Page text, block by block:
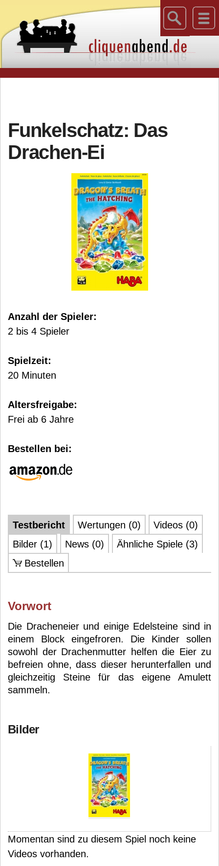
Funkelschatz: Das
Drachen-Ei
Anzahl der Spieler:
2 bis 4 Spieler
Spielzeit:
20 Minuten
Altersfreigabe:
Frei ab 6 Jahre
Bestellen bei:
Testbericht Wertungen (0)
Videos (0)
Bilder (1)
News (0)
Ähnliche Spiele (3)
Bestellen
Vorwort
Die Dracheneier und einige Edelsteine sind in
einem Block eingefroren. Die Kinder sollen
sowohl der Drachenmutter helfen die Eier zu
befreien ohne, dass dieser herunterfallen und
gleichzeitig Steine für das eigene Amulett
sammeln.
Bilder
Momentan sind zu diesem Spiel noch keine
Videos vorhanden.